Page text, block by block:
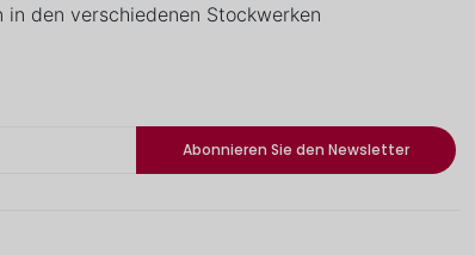
den verschiedenen Stockwerken
Abonnieren Sie den Newsletter